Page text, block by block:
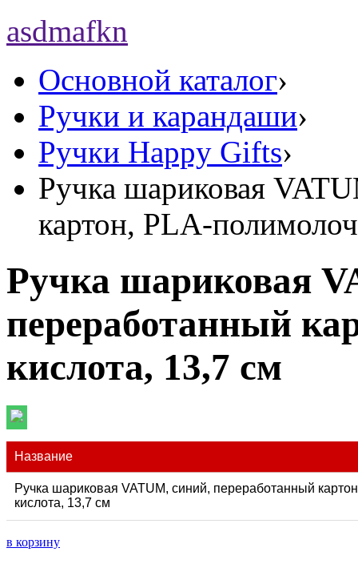
asdmafkn
Основной каталог›
Ручки и карандаши›
Ручки Happy Gifts›
Ручка шариковая
картон, PLA-
Ручка шариковая
переработанный
кислота, 13,7 см
Название
Ручка шариковая VATUM, синий, переработанный
кислота, 13,7 см
в корзину